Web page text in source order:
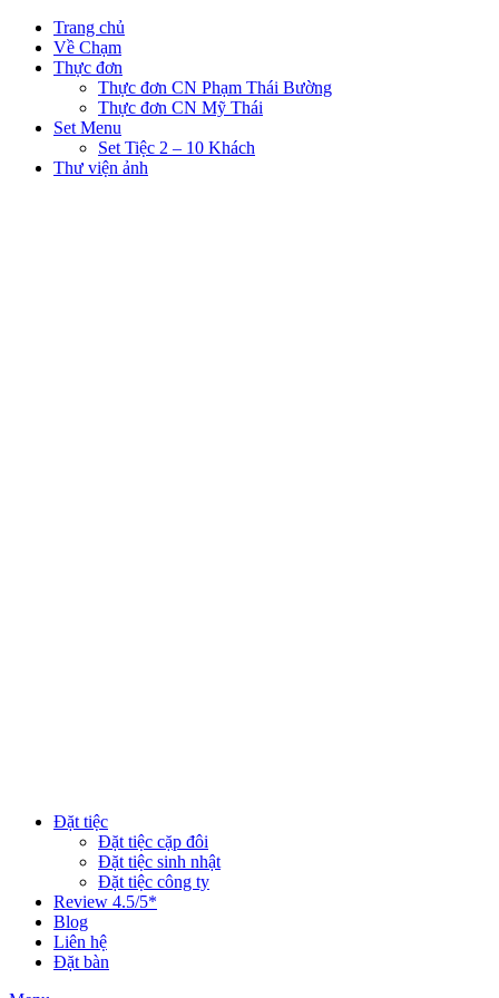
Trang chủ
Về Chạm
Thực đơn
Thực đơn CN Phạm Thái Bường
Thực đơn CN Mỹ Thái
Set Menu
Set Tiệc 2 – 10 Khách
Thư viện ảnh
Đặt tiệc
Đặt tiệc cặp đôi
Đặt tiệc sinh nhật
Đặt tiệc công ty
Review 4.5/5*
Blog
Liên hệ
Đặt bàn